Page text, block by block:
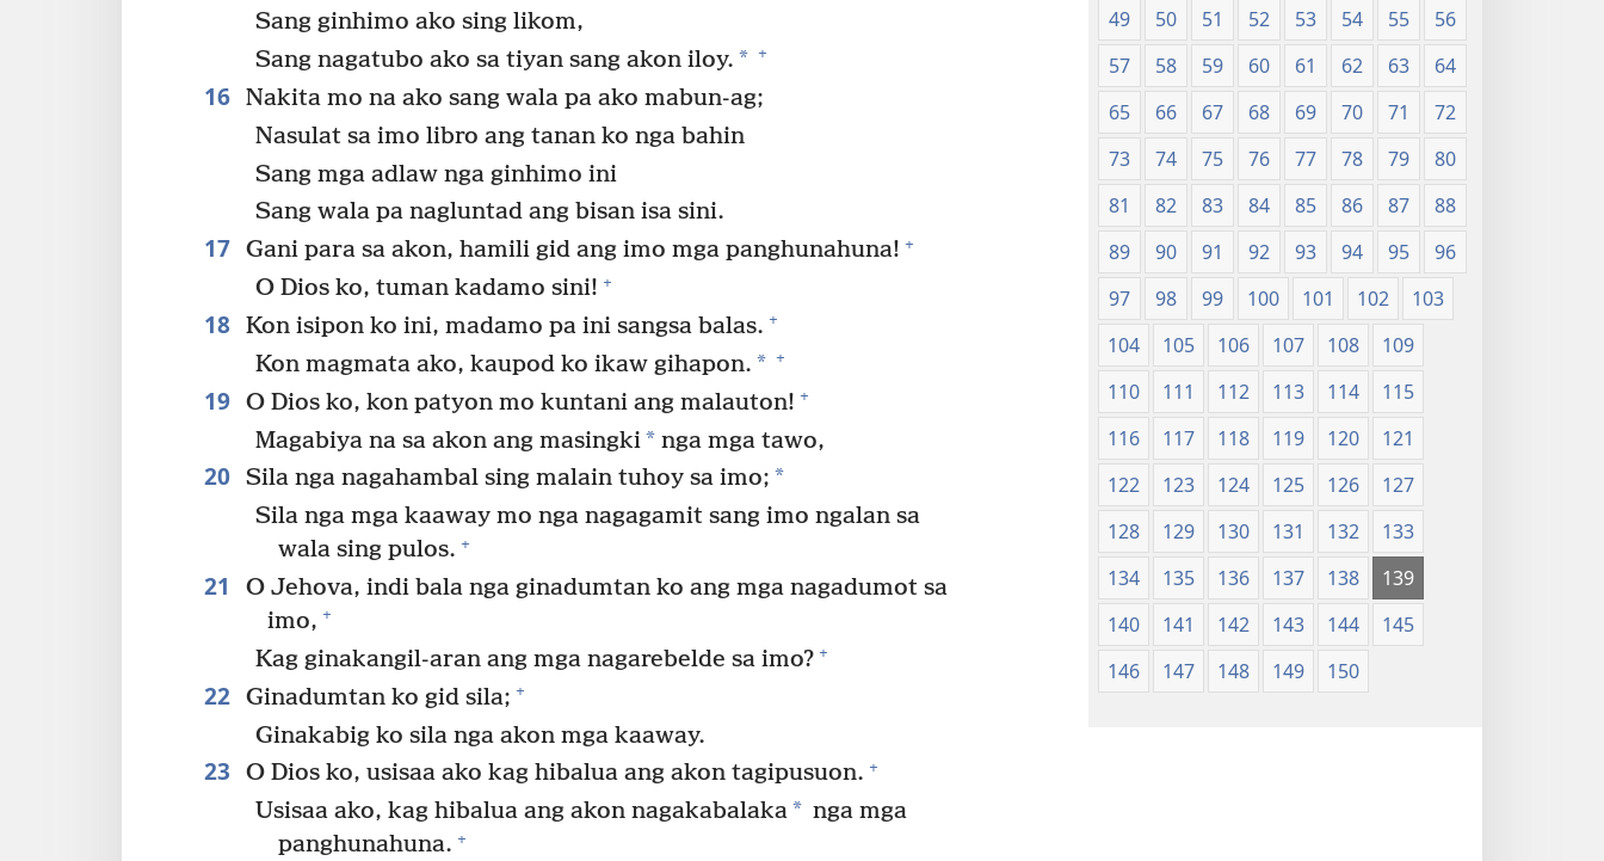
Sang ginhimo ako sing likom,
Sang nagatubo ako sa tiyan sang akon iloy. * +
16 Nakita mo na ako sang wala pa ako mabun-ag;
Nasulat sa imo libro ang tanan ko nga bahin
Sang mga adlaw nga ginhimo ini
Sang wala pa nagluntad ang bisan isa sini.
17 Gani para sa akon, hamili gid ang imo mga panghunahuna! +
O Dios ko, tuman kadamo sini! +
18 Kon isipon ko ini, madamo pa ini sangsa balas. +
Kon magmata ako, kaupod ko ikaw gihapon. * +
19 O Dios ko, kon patyon mo kuntani ang malauton! +
Magabiya na sa akon ang masingki* nga mga tawo,
20 Sila nga nagahambal sing malain tuhoy sa imo; *
Sila nga mga kaaway mo nga nagagamit sang imo ngalan sa
wala sing pulos. +
21
O Jehova, indi bala nga ginadumtan ko ang mga nagadumot sa
imo, +
Kag ginakangil-aran ang mga nagarebelde sa imo? +
22 Ginadumtan ko gid sila; +
Ginakabig ko sila nga akon mga kaaway.
23 O Dios ko, usisaa ako kag hibalua ang akon tagipusuon. +
Usisaa ako, kag hibalua ang akon nagakabalaka* nga mga
panghunahuna. +
49
50 51 52 53 54 55
56
57
58 59 60 61 62 63
64
65
66 67 68 69 70 71
72
73
74 75 76 77 78 79
80
81
82 83 84 85 86 87
88
89
90 91 92 93 94 95
96
97
98 99 100 101 102
103
104
105 106 107 108
109
110
111 112 113 114
115
116
117 118 119 120
121
122
123 124 125 126
127
128
129 130 131 132
133
134
135 136 137 138
139
140
141 142 143 144
145
146
147 148 149 150